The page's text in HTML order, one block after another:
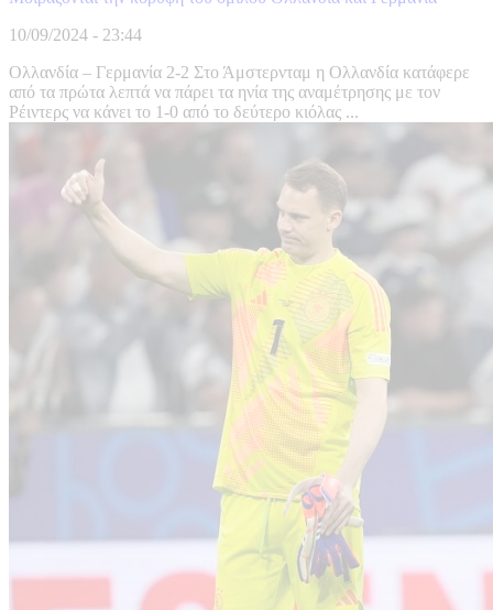
10/09/2024 - 23:44
Ολλανδία – Γερμανία 2-2 Στο Άμστερνταμ η Ολλανδία κατάφερε
από τα πρώτα λεπτά να πάρει τα ηνία της αναμέτρησης με τον
Ρέιντερς να κάνει το 1-0 από το δεύτερο κιόλας ...